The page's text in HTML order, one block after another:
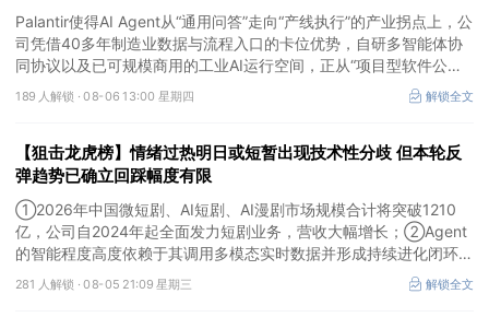
Palantir使得AI Agent从“通用问答”走向“产线执行”的产业拐点上，公
司凭借40多年制造业数据与流程入口的卡位优势，自研多智能体协
同协议以及已可规模商用的工业AI运行空间，正从“项目型软件公
司”向“AI原生平台生态型公司”跃迁。
189 人解锁 ·08-06 13:00 星期四 解锁全文
【狙击龙虎榜】情绪过热明日或短暂出现技术性分歧 但本轮反
弹趋势已确立回踩幅度有限
①2026年中国微短剧、AI短剧、AI漫剧市场规模合计将突破1210
亿，公司自2024年起全面发力短剧业务，营收大幅增长；②Agent
的智能程度高度依赖于其调用多模态实时数据并形成持续进化闭环的
能力，公司是全球首个完成TPC-DS测试并通过官方审计的数据库企
业；③2026年被多方定义为Robotaxi商业化元年，公司正从“传统
281 人解锁 ·08-05 21:09 星期三 解锁全文